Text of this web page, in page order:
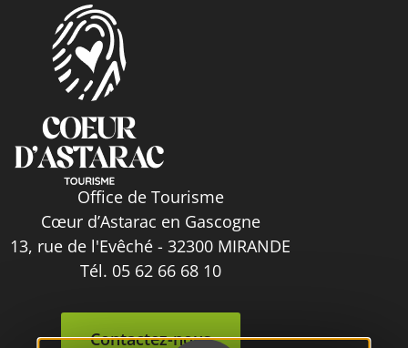
Office de Tourisme
Cœur d’Astarac en Gascogne
13, rue de l'Evêché - 32300 MIRANDE
Tél. 05 62 66 68 10
Contactez-nous